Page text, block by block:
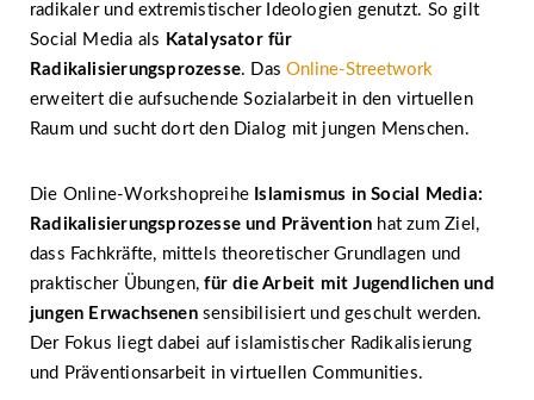
radikaler und extremistischer Ideologien genutzt. So gilt
Social Media als Katalysator für
Radikalisierungsprozesse. DasOnline-Streetwork
erweitert die aufsuchende Sozialarbeit in den virtuellen
Raum und sucht dort den Dialog mit jungen Menschen.
Die Online-Workshopreihe Islamismus in Social Media:
Radikalisierungsprozesse und Prävention hat zum Ziel,
dass Fachkräfte, mittels theoretischer Grundlagen und
praktischer Übungen,für die Arbeit mit Jugendlichen und
jungen Erwachsenensensibilisiert und geschult werden.
Der Fokus liegt dabei auf islamistischer Radikalisierung
und Präventionsarbeit in virtuellen Communities.